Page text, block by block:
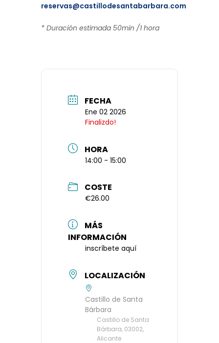
reservas@castillodesantabarbara.com
* Duración estimada 50min /1 hora
FECHA
Ene 02 2026
Finalizdo!
HORA
14:00 - 15:00
COSTE
€26.00
MÁS
INFORMACIÓN
inscríbete aquí
LOCALIZACIÓN
Castillo de Santa
Bárbara
Castillo de Santa
Bárbara, 03002,
Alicante